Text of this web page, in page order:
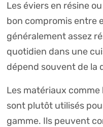
Les éviers en résine
bon compromis entre
généralement assez
quotidien dans une
dépend souvent de la
Les matériaux comme
sont plutôt utilisés
gamme. Ils peuvent